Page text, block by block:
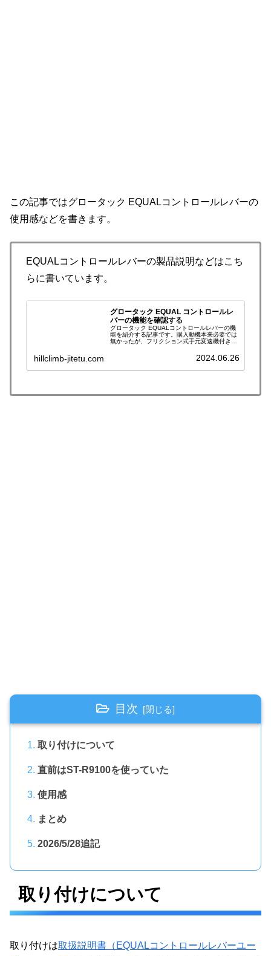
この記事ではグロータック EQUALコントロールレバーの
使用感などを書きます。
EQUALコントロールレバーの製品説明などはこち
らに書いています。
グロータック EQUAL コントロールレ
バーの機能を確認する
グロータック EQUALコントロールレバーの機
能を紹介する記事です。購入動機本来必要では
無かったが、フリクション式手元変速機付きブ
に至った。大手メーカーの規格にとらわれずパ
hillclimb-jitetu.com 2024.06.26
目次
取り付けについて
直前はST-R9100を使っていた
使用感
まとめ
2026/5/28追記
取り付けについて
取り付けは取扱説明書（EQUALコントロールレバーユー